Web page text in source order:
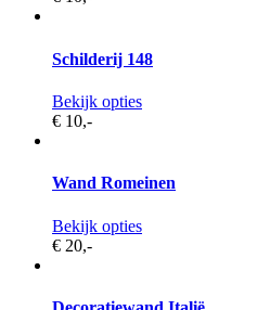
Schilderij 148
Bekijk opties
€ 10,-
Wand Romeinen
Bekijk opties
€ 20,-